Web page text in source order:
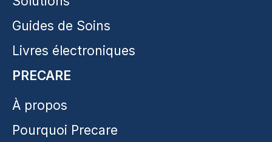
Guides de Soins
Livres électroniques
PRECARE
À propos
Pourquoi Precare